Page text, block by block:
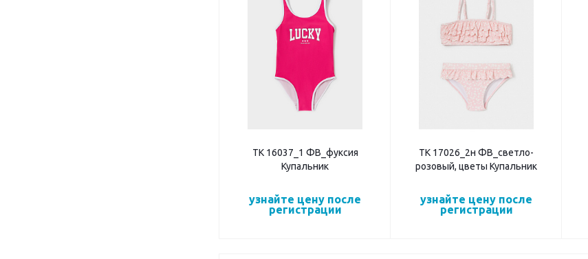
ТК 16037_1 ФВ_фуксия
Купальник
узнайте цену после
регистрации
ТК 17026_2н ФВ_светло-
розовый, цветы Купальник
узнайте цену после
регистрации